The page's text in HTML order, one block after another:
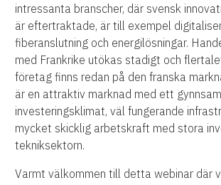
intressanta branscher, där svensk
är eftertraktade, är till exempel
fiberanslutning och energilösningar.
med Frankrike utökas stadigt och
företag finns redan på den franska
är en attraktiv marknad med ett
investeringsklimat, väl fungerande
mycket skicklig arbetskraft med stora
tekniksektorn.
Varmt välkommen till detta webinar där